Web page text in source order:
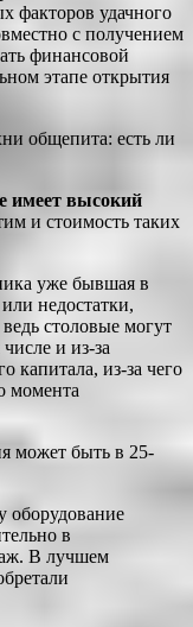
факторов удачного
с получением
финансовой
этапе открытия
имеет высокий
и стоимость таких
уже бывшая в
недостатки,
столовые могут
и из-за
капитала, из-за чего
момента
может быть в 25-
оборудование
в
В лучшем